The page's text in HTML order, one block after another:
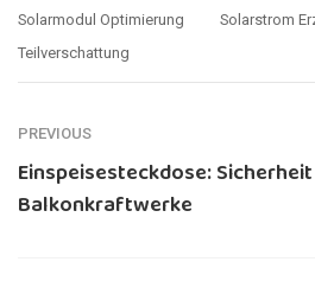
Solarmodul Optimierung
Solarstrom
Teilverschattung
PREVIOUS
Einspeisesteckdose:
Balkonkraftwerke